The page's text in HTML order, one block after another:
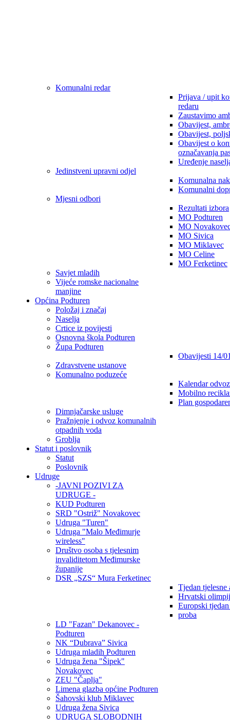
Komunalni redar
Prijava / upit
redaru
Zaustavimo
Obavijest,
Obavijest,
Obavijest o
označavanja
Uređenje
Jedinstveni upravni odjel
Komunalna
Komunalni
Mjesni odbori
Rezultati izbora
MO Podturen
MO
MO Sivica
MO Miklavec
MO Celine
MO Ferketinec
Savjet mladih
Vijeće romske nacionalne
manjine
Općina Podturen
Položaj i značaj
Naselja
Crtice iz povijesti
Osnovna škola Podturen
Župa Podturen
Obavijesti 14/
Zdravstvene ustanove
Komunalno poduzeće
Kalendar
Mobilno
Plan
Dimnjačarske usluge
Pražnjenje i odvoz komunalnih
otpadnih voda
Groblja
Statut i poslovnik
Statut
Poslovnik
Udruge
-JAVNI POZIVI ZA
UDRUGE -
KUD Podturen
SRD "Ostriž" Novakovec
Udruga "Turen"
Udruga "Malo Međimurje
wireless"
Društvo osoba s tjelesnim
invaliditetom Međimurske
županije
DSR „SZS“ Mura Ferketinec
Tjedan tjelesne
Hrvatski
Europski
proba
LD "Fazan" Dekanovec -
Podturen
NK “Dubrava” Sivica
Udruga mladih Podturen
Udruga žena "Šipek"
Novakovec
ZEU "Čaplja"
Limena glazba općine Podturen
Šahovski klub Miklavec
Udruga žena Sivica
UDRUGA SLOBODNIH